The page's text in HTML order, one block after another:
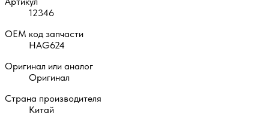
12346
OEM код запчасти
HAG624
Оригинал или аналог
Оригинал
Страна производителя
Китай